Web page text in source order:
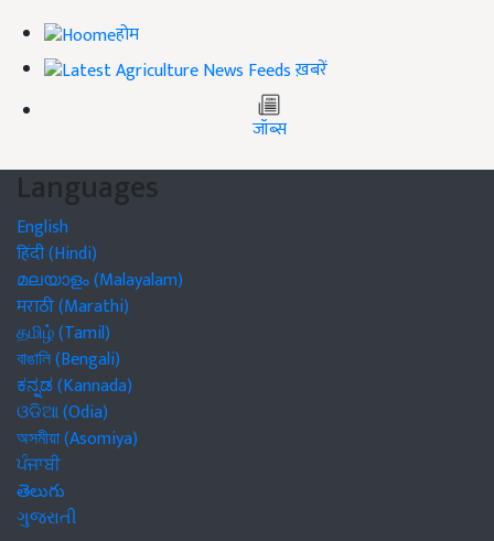
होम
ख़बरें
जॉब्स
Languages
English
हिंदी (Hindi)
മലയാളം (Malayalam)
मराठी (Marathi)
தமிழ் (Tamil)
বাঙালি (Bengali)
ಕನ್ನಡ (Kannada)
ଓଡିଆ (Odia)
অসমীয়া (Asomiya)
ਪੰਜਾਬੀ
తెలుగు
ગુજરાતી